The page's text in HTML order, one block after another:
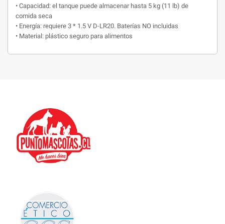
• Capacidad: el tanque puede almacenar hasta 5 kg (11 lb) de
comida seca
• Energía: requiere 3 * 1.5 V D-LR20. Baterías NO incluidas
• Material: plástico seguro para alimentos